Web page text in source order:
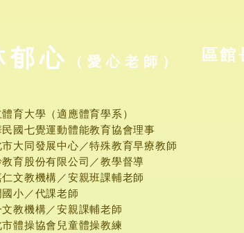
體育大學（適應體育學系）
民國七覺運動體能教育協會理事
市大同發展中心／特殊教育早療教師
教育股份有限公司／教學督導
仁文教機構／安親班課輔老師
國小／代課老師
文教機構／安親課輔老師
市體操協會兒童體操教練
區館
郁心 （愛心老 師）